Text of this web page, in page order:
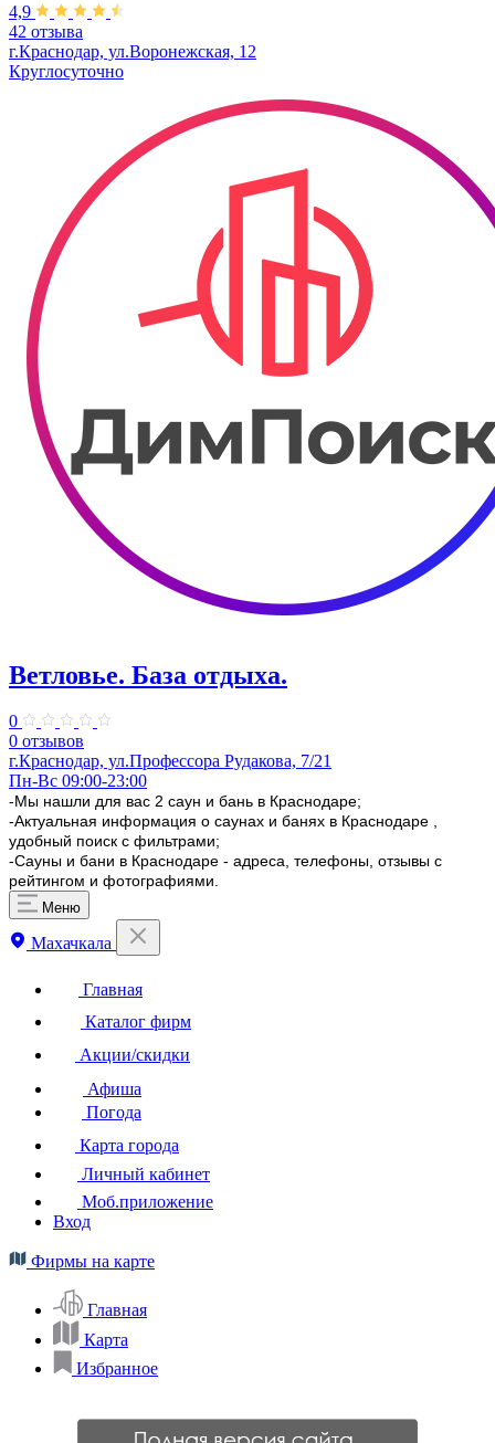
4,9
42 отзыва
г.Краснодар, ул.Воронежская, 12
Круглосуточно
Ветловье. База отдыха.
0
0 отзывов
г.Краснодар, ул.Профессора Рудакова, 7/21
Пн-Вс 09:00-23:00
-Мы нашли для вас 2 саун и бань в Краснодаре;
-Актуальная информация о саунах и банях в Краснодаре ,
удобный поиск с фильтрами;
-Сауны и бани в Краснодаре - адреса, телефоны, отзывы с
рейтингом и фотографиями.
Меню
Махачкала
Главная
Каталог фирм
Акции/скидки
Афиша
Погода
Карта города
Личный кабинет
Моб.приложение
Вход
Фирмы на карте
Главная
Карта
Избранное